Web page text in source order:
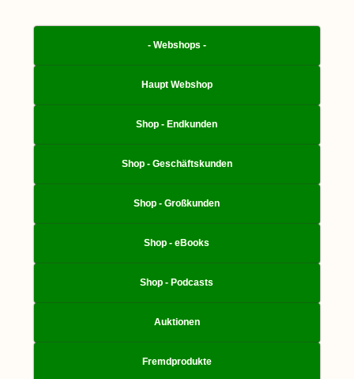
- Webshops -
Haupt Webshop
Shop - Endkunden
Shop - Geschäftskunden
Shop - Großkunden
Shop - eBooks
Shop - Podcasts
Auktionen
Fremdprodukte